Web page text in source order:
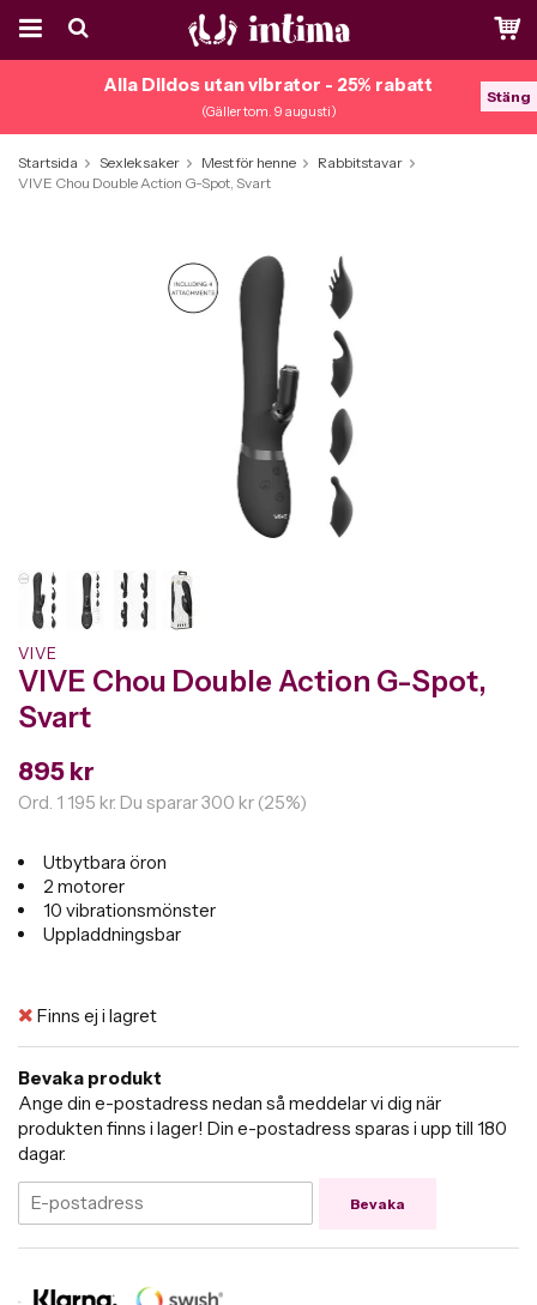
Alla Dildos utan vibrator - 25% rabatt
(Gäller tom. 9 augusti)
Stäng
Startsida Sexleksaker Mest för henne
Rabbitstavar
VIVE Chou Double Action G-Spot, Svart
VIVE
VIVE Chou Double Action G-Spot,
Svart
895 kr
Ord. 1 195 kr. Du sparar300 kr (25%)
Utbytbara öron
2 motorer
10 vibrationsmönster
Uppladdningsbar
Finns ej i lagret
Bevaka produkt
Ange din e-postadress nedan så meddelar vi dig när
produkten finns i lager! Din e-postadress sparas i upp till 180
dagar.
Bevaka